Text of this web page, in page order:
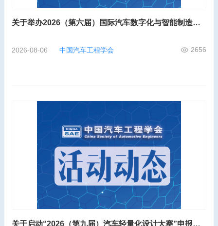
关于举办2026（第六届）国际汽车数字化与智能制造大会的第二轮通知
2026-08-06 中国汽车工程学会 2656
关于启动“2026（第九届）汽车轻量化设计大赛”申报工作的通知